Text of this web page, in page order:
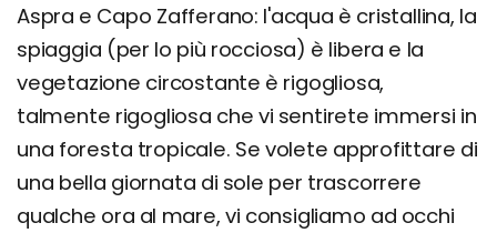
Aspra e Capo Zafferano: l'acqua è cristallina, la
spiaggia (per lo più rocciosa) è libera e la
vegetazione circostante è rigogliosa,
talmente rigogliosa che vi sentirete immersi in
una foresta tropicale. Se volete approfittare di
una bella giornata di sole per trascorrere
qualche ora al mare, vi consigliamo ad occhi